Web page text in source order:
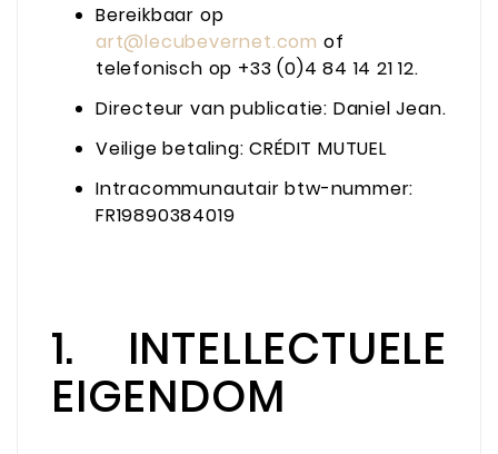
Bereikbaar op
art@lecubevernet.com of
telefonisch op +33 (0)4 84 14 21 12.
Directeur van publicatie: Daniel Jean.
Veilige betaling:CRÉDIT MUTUEL
Intracommunautair btw-nummer:
FR19890384019
1. INTELLECTUELE
EIGENDOM